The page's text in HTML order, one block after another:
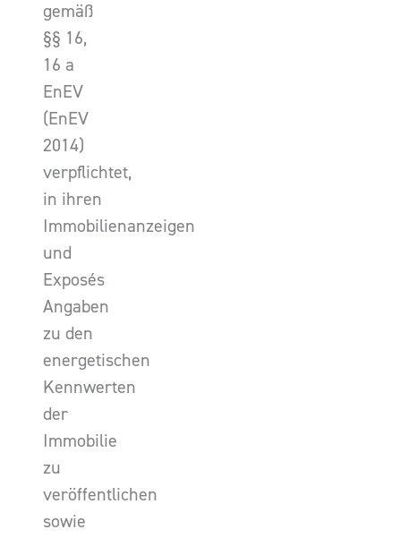
gemäß
§§ 16,
16 a
EnEV
(EnEV
2014)
verpflichtet,
in ihren
Immobilienanzeigen
und
Exposés
Angaben
zu den
energetischen
Kennwerten
der
Immobilie
zu
veröffentlichen
sowie